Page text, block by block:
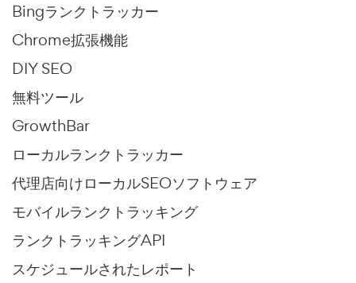
Bingランクトラッカー
Chrome拡張機能
DIY SEO
無料ツール
GrowthBar
ローカルランクトラッカー
代理店向けローカルSEOソフトウェア
モバイルランクトラッキング
ランクトラッキングAPI
スケジュールされたレポート